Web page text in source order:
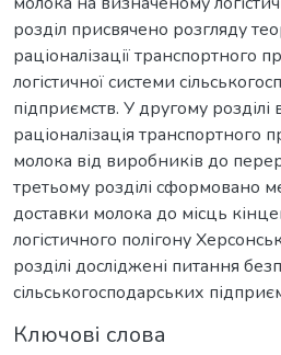
розділ присвячено розгляду
раціоналізації транспортного
логістичної системи
підприємств. У другому розділі
раціоналізація транспортного
молока від виробників до
третьому розділі сформовано
доставки молока до місць
логістичного полігону
розділі досліджені питання
сільськогосподарських
Ключові слова